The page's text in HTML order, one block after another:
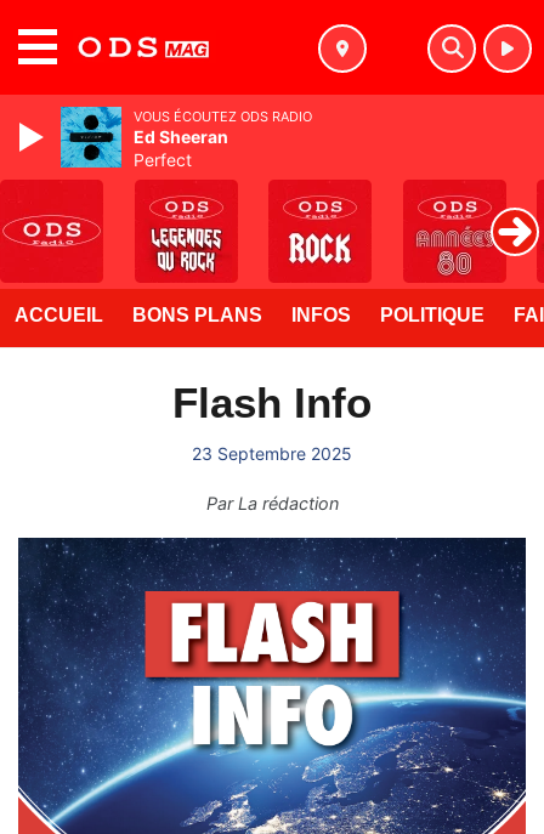
ACCUEIL BONS PLANS INFOS POLITIQUE
Flash Info
23 Septembre 2025
ParLa rédaction
VOUS ÉCOUTEZ ODS RADIO
Ed Sheeran
Perfect